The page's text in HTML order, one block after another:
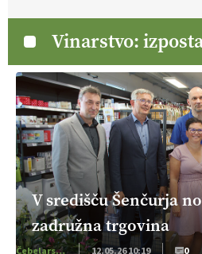
Vinarstvo:
V središču Šenčurja
zadružna trgovina
Čebelarstvo 12.05.26 10:19 0